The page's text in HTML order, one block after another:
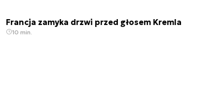
Francja zamyka drzwi przed głosem Kremla
10 min.